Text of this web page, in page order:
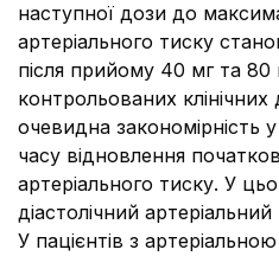
наступної дози до
артеріального тиску
після прийому 40 мг та 80
контрольованих клінічних
очевидна закономірність
часу відновлення
артеріального тиску. У
діастолічний
У пацієнтів з артеріальною